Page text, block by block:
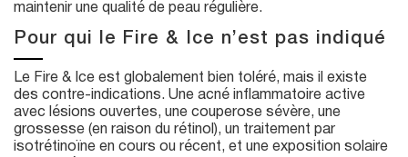
maintenir une qualité de peau régulière.
Pour qui le Fire & Ice n’est pas indiqué
Le Fire & Ice est globalement bien toléré, mais il existe
des contre-indications. Une acné inflammatoire active
avec lésions ouvertes, une couperose sévère, une
grossesse (en raison du rétinol), un traitement par
isotrétinoïne en cours ou récent, et une exposition solaire